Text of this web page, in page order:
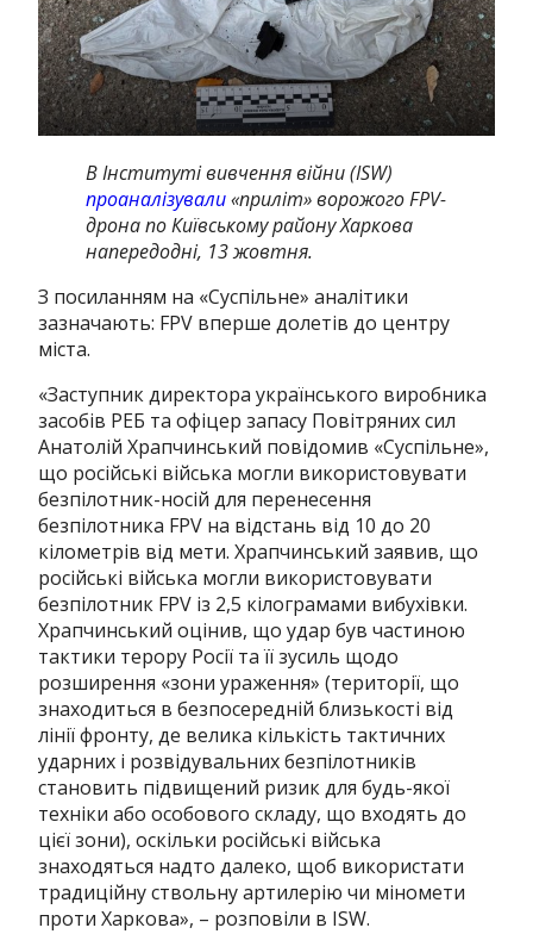
В Інституті вивчення війни (ISW)
проаналізували«приліт» ворожого FPV-
дрона по Київському району Харкова
напередодні, 13 жовтня.
З посиланням на «Суспільне» аналітики
зазначають: FPV вперше долетів до центру
міста.
«Заступник директора українського виробника
засобів РЕБ та офіцер запасу Повітряних сил
Анатолій Храпчинський повідомив «Суспільне»,
що російські війська могли використовувати
безпілотник-носій для перенесення
безпілотника FPV на відстань від 10 до 20
кілометрів від мети. Храпчинський заявив, що
російські війська могли використовувати
безпілотник FPV із 2,5 кілограмами вибухівки.
Храпчинський оцінив, що удар був частиною
тактики терору Росії та її зусиль щодо
розширення «зони ураження» (території, що
знаходиться в безпосередній близькості від
лінії фронту, де велика кількість тактичних
ударних і розвідувальних безпілотників
становить підвищений ризик для будь-якої
техніки або особового складу, що входять до
цієї зони), оскільки російські війська
знаходяться надто далеко, щоб використати
традиційну ствольну артилерію чи міномети
проти Харкова», – розповіли в ISW.